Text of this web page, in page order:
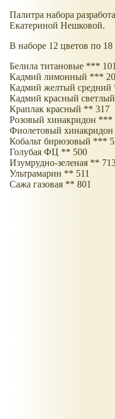
Палитра набора
Екатериной Нешковой.
В наборе 12 цветов по 18
Белила титановые *** 101
Кадмий лимонный ***
Кадмий желтый средний
Кадмий красный
Краплак красный ** 317
Розовый хинакридон ***
Фиолетовый
Кобальт бирюзовый ***
Голубая ФЦ ** 500
Изумрудно-зеленая **
Ультрамарин ** 511
Сажа газовая ** 801